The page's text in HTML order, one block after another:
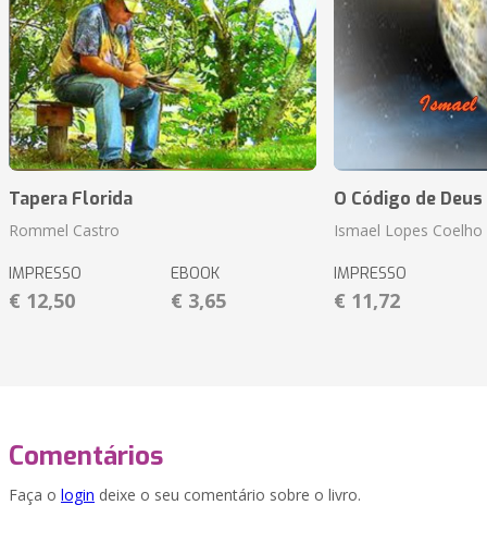
Tapera Florida
Rommel Castro
IMPRESSO
€ 12,50
EBOOK
€ 3,65
O Código de Deus
Ismael Lopes Coelho
IMPRESSO
€ 11,72
Comentários
Faça o login deixe o seu comentário sobre o livro.